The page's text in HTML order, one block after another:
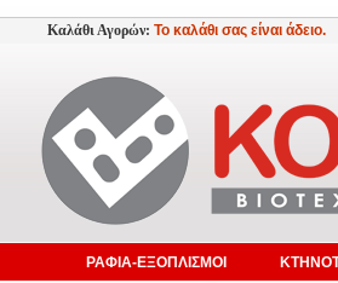
Καλάθι Αγορών:Το καλάθι σας είναι άδειο.
ΡΑΦΙΑ-ΕΞΟΠΛΙΣΜΟΙ